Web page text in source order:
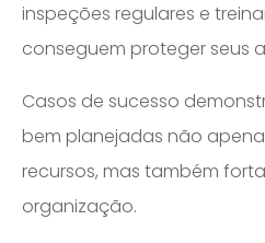
inspeções regulares e
conseguem proteger seus
Casos de sucesso
bem planejadas não
recursos, mas também
organização.